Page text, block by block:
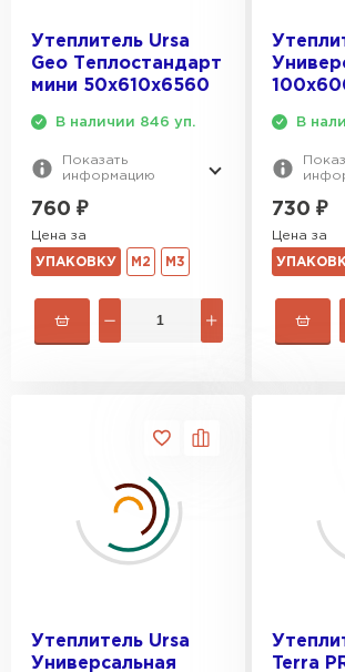
Утеплитель Ursa
Geo Теплостандарт
мини 50х610х6560
В наличии 846 уп.
Показать
информацию
760 ₽
Цена за
УПАКОВКУ М2 М3
В
730 ₽
Цена за
Утеплитель Ursa
Универсальная
Terra
Утеплитель
ПЕРЕЙТИ
Утеплитель Неман